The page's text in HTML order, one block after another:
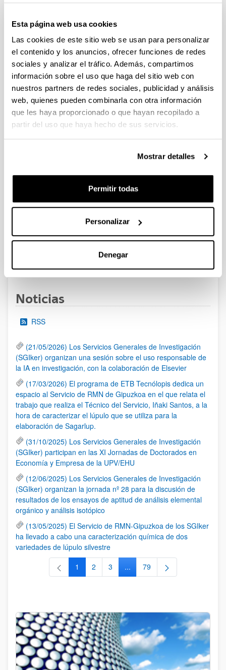
Esta página web usa cookies
Las cookies de este sitio web se usan para personalizar
el contenido y los anuncios, ofrecer funciones de redes
sociales y analizar el tráfico. Además, compartimos
información sobre el uso que haga del sitio web con
nuestros partners de redes sociales, publicidad y análisis
web, quienes pueden combinarla con otra información
que les haya proporcionado o que hayan recopilado a
partir del uso que haya hecho de sus servicios.
Mostrar detalles
Permitir todas
Personalizar
Denegar
Perfeccionamiento de Personal Investigador Doctor,
Gobierno Vasco 2026-2029
Plazo de presentación cerrado: 19/06/2026 - 20/07/2026
El plazo para la obtención del documento de compromiso
finaliza el 15/07/2026 incluido
PROYECTOS DE INVESTIGACIÓN LIDERADOS POR
PERSONAL NOVEL (2026)
Plazo de presentación cerrado: 27/04/2026 - 18/05/2026 23:59
Listado definitivo de solicitudes admitidas y excluidas para
evaluación. (01/06/2026)
CONVOCATORIA DE AYUDAS A GRUPOS DE
UNIVERSITARIOS NUEVOS
Plazo de presentación cerrado: 08/04/2026 - 27/04/2026 23:59
15/06/2026. Publicado el listado definitivo de solicitudes
4
Noticias
RSS
(21/05/2026) Los Servicios Generales de Investigación
(SGIker) organizan una sesión sobre el uso responsable de
la IA en investigación, con la colaboración de Elsevier
(17/03/2026) El programa de ETB Tecnólopis dedica un
espacio al Servicio de RMN de Gipuzkoa en el que relata el
trabajo que realiza el Técnico del Servicio, Iñaki Santos, a la
hora de caracterizar el lúpulo que se utiliza para la
elaboración de Sagarlup.
(31/10/2025) Los Servicios Generales de Investigación
(SGIker) participan en las XI Jornadas de Doctorados en
Economía y Empresa de la UPV/EHU
(12/06/2025) Los Servicios Generales de Investigación
(SGIker) organizan la jornada nº 28 para la discusión de
resultados de los ensayos de aptitud de análisis elemental
orgánico y análisis isotópico
(13/05/2025) El Servicio de RMN-Gipuzkoa de los SGIker
ha llevado a cabo una caracterización química de dos
variedades de lúpulo silvestre
Página
1 Página
2 Página
3 ...Páginas intermedias Use TAB
Página
79